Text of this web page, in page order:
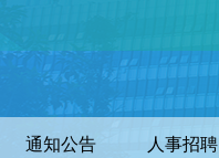
通知公告 人事招聘